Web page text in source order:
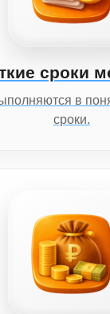
сроки
в
сроки.